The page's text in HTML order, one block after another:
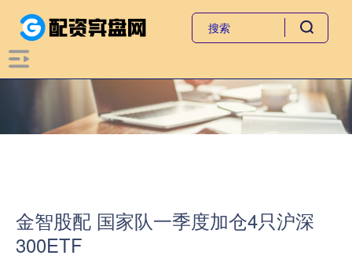
金智股配 国家队一季度加仓4只沪深
300ETF